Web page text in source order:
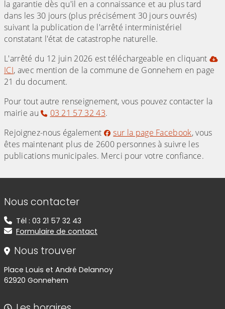
la garantie dès qu'il en a connaissance et au plus tard
dans les 30 jours (plus précisément 30 jours ouvrés)
suivant la publication de l'arrêté interministériel
constatant l'état de catastrophe naturelle.
L'arrêté du 12 juin 2026 est téléchargeable en cliquant
ICI, avec mention de la commune de Gonnehem en page
21 du document.
Pour tout autre renseignement, vous pouvez contacter la
mairie au
03 21 57 32 43.
Rejoignez-nous également
sur la page Facebook, vous
êtes maintenant plus de 2600 personnes à suivre les
publications municipales. Merci pour votre confiance.
Informations de contact
Nous contacter
Tél : 03 21 57 32 43
Formulaire de contact
Nous trouver
Place Louis et André Delannoy
62920 Gonnehem